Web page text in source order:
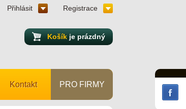
Košík je prázdný
Přihlásit Registrace
Kontakt PRO FIRMY